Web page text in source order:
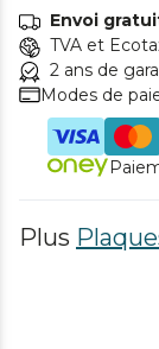
Envoi
TVA et
2 ans de
Modes de
Plus